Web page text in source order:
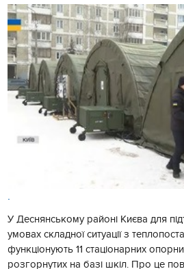
.
У Деснянському районі Києва для
умовах складної ситуації з
функціонують 11 стаціонарних
розгорнутих на базі шкіл. Про це